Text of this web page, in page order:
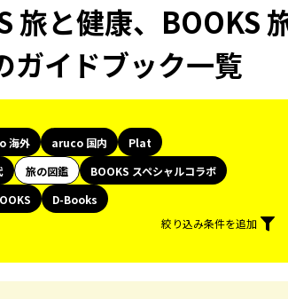
旅と健康、BOOKS
ガイドブック一覧
海外 aruco 国内
Plat
旅の図鑑
BOOKS スペシャルコラボ
D-Books
絞り込み条件を追加